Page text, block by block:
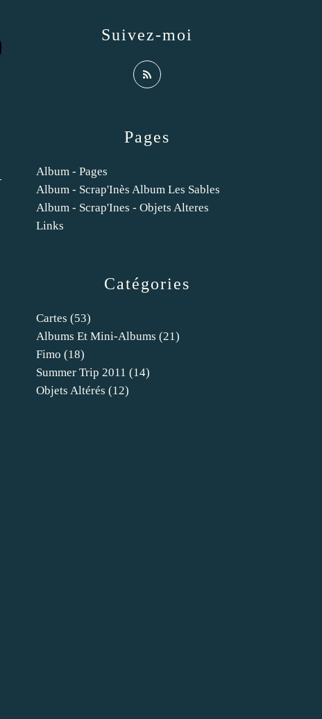
Catégories
Cartes (53)
Albums Et Mini-Albums (21)
Fimo (18)
Summer Trip 2011 (14)
Objets Altérés (12)
Pages
Album - Pages
Album - Scrap'Inès Album Les Sables
Album - Scrap'Ines - Objets Alteres
Links
Suivez-moi